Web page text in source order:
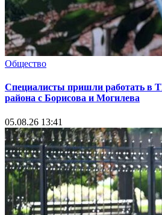
Общество
Специалисты пришли работать в
района с Борисова и Могилева
05.08.26 13:41